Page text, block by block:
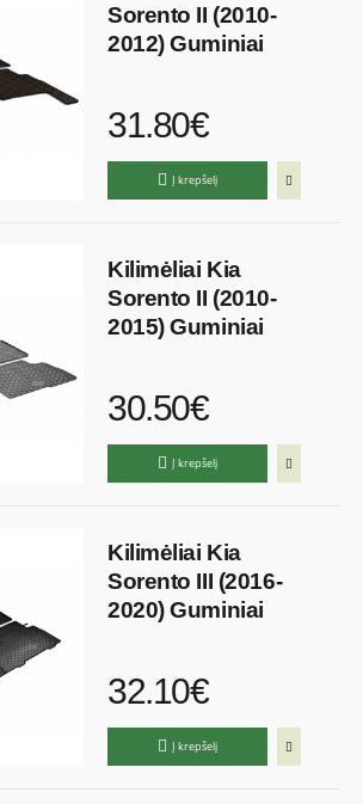
Sorento II (2010-
2012) Guminiai
31.80€
Į krepšelį
Kilimėliai Kia
Sorento II (2010-
2015) Guminiai
30.50€
Į krepšelį
Kilimėliai Kia
Sorento III (2016-
2020) Guminiai
32.10€
Į krepšelį